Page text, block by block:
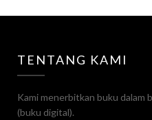
TENTANG KAMI
Kami menerbitkan buku dalam
(buku digital).